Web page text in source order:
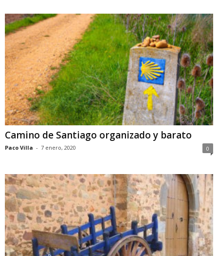
Camino de Santiago organizado y barato
Paco Villa - 7 enero, 2020 0